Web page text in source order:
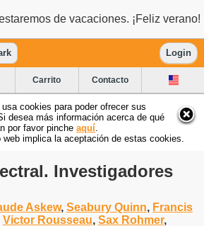
de vacaciones. ¡Feliz verano!
Login
Carrito Contacto
usa cookies para poder ofrecer sus
desea más información acerca de qué
por favor pinche aquí
implica la aceptación de estas cookies.
Investigadores
Askew, Seabury Quinn, Francis
Victor Rousseau, Sax Rohmer,